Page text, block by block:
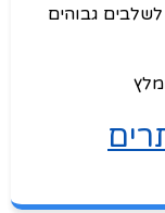
גבוהים